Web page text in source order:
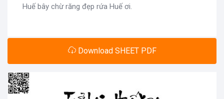
Huế bây chừ răng đẹp rứa Huế ơi.
Download SHEET PDF